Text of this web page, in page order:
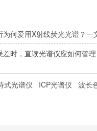
为何爱用X射线荧光光谱？一
时，直读光谱仪应如何管理
式光谱仪 ICP光谱仪 波长